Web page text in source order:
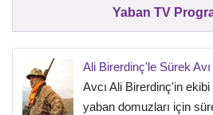
Yaban TV
Ali Birerdinç'le Sürek Avı
Avcı Ali Birerdinç'in
yaban domuzları için